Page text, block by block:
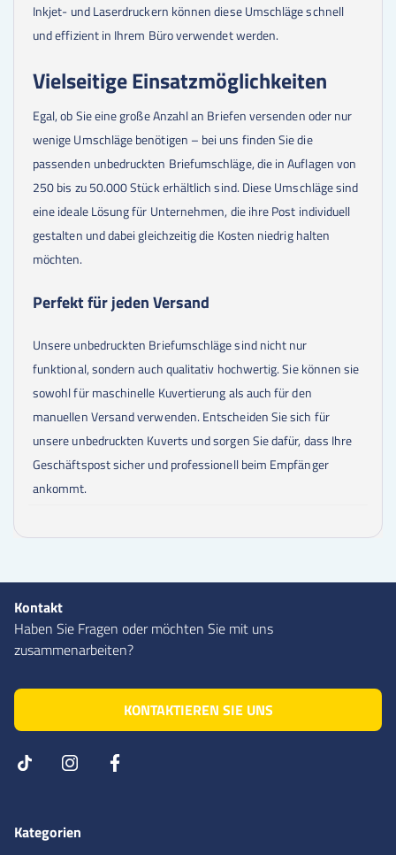
Inkjet- und Laserdruckern können diese Umschläge schnell
und effizient in Ihrem Büro verwendet werden.
Vielseitige Einsatzmöglichkeiten
Egal, ob Sie eine große Anzahl an Briefen versenden oder nur
wenige Umschläge benötigen – bei uns finden Sie die
passenden unbedruckten Briefumschläge, die in Auflagen von
250 bis zu 50.000 Stück erhältlich sind. Diese Umschläge sind
eine ideale Lösung für Unternehmen, die ihre Post individuell
gestalten und dabei gleichzeitig die Kosten niedrig halten
möchten.
Perfekt für jeden Versand
Unsere unbedruckten Briefumschläge sind nicht nur
funktional, sondern auch qualitativ hochwertig. Sie können sie
sowohl für maschinelle Kuvertierung als auch für den
manuellen Versand verwenden. Entscheiden Sie sich für
unsere unbedruckten Kuverts und sorgen Sie dafür, dass Ihre
Geschäftspost sicher und professionell beim Empfänger
ankommt.
Kontakt
Haben Sie Fragen oder möchten Sie mit uns
zusammenarbeiten?
KONTAKTIEREN SIE UNS
Kategorien